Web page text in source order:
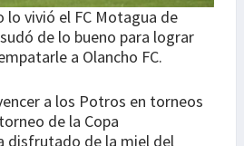
lo vivió el FC Motagua de
de lo bueno para lograr
a Olancho FC.
a los Potros en torneos
de la Copa
disfrutado de la miel del